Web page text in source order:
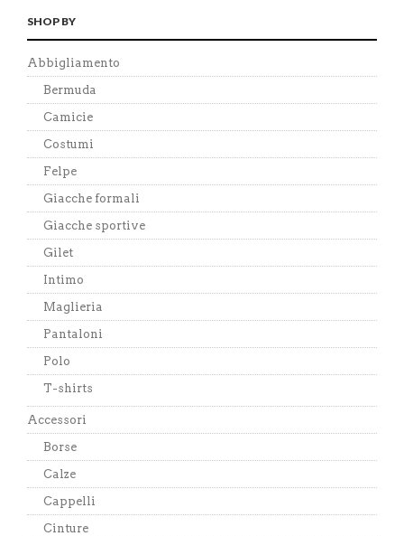
SHOP BY
Abbigliamento
Bermuda
Camicie
Costumi
Felpe
Giacche formali
Giacche sportive
Gilet
Intimo
Maglieria
Pantaloni
Polo
T-shirts
Accessori
Borse
Calze
Cappelli
Cinture